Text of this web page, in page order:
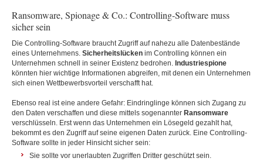
Ransomware, Spionage & Co.: Controlling-Software muss
sicher sein
Die Controlling-Software braucht Zugriff auf nahezu alle Datenbestände
eines Unternehmens. Sicherheitslücken im Controlling können ein
Unternehmen schnell in seiner Existenz bedrohen. Industriespione
könnten hier wichtige Informationen abgreifen, mit denen ein Unternehmen
sich einen Wettbewerbsvorteil verschafft hat.
Ebenso real ist eine andere Gefahr: Eindringlinge können sich Zugang zu
den Daten verschaffen und diese mittels sogenannter Ransomware
verschlüsseln. Erst wenn das Unternehmen ein Lösegeld gezahlt hat,
bekommt es den Zugriff auf seine eigenen Daten zurück. Eine Controlling-
Software sollte in jeder Hinsicht sicher sein:
Sie sollte vor unerlaubten Zugriffen Dritter geschützt sein.